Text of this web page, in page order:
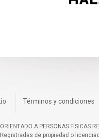
Términos y condiciones
ORIENTADO A PERSONAS
de propiedad o